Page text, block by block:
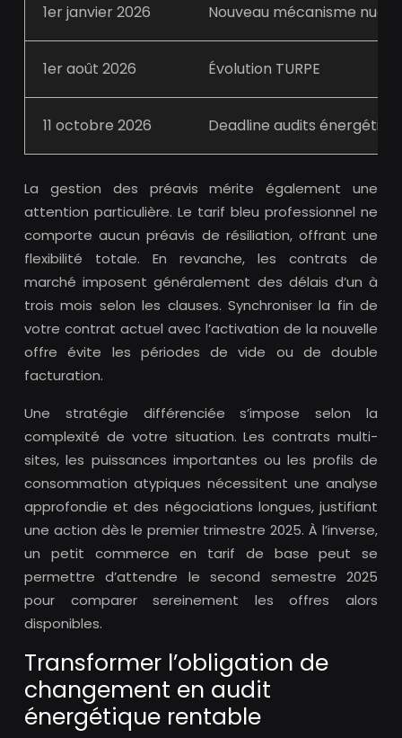
1er janvier 2026 Nouveau mécanisme
1er août 2026 Évolution TURPE
11 octobre 2026 Deadline audits
La gestion des préavis mérite également une
attention particulière. Le tarif bleu professionnel ne
comporte aucun préavis de résiliation, offrant une
flexibilité totale. En revanche, les contrats de
marché imposent généralement des délais d’un à
trois mois selon les clauses. Synchroniser la fin de
votre contrat actuel avec l’activation de la nouvelle
offre évite les périodes de vide ou de double
facturation.
Une stratégie différenciée s’impose selon la
complexité de votre situation. Les contrats multi-
sites, les puissances importantes ou les profils de
consommation atypiques nécessitent une analyse
approfondie et des négociations longues, justifiant
une action dès le premier trimestre 2025. À l’inverse,
un petit commerce en tarif de base peut se
permettre d’attendre le second semestre 2025
pour comparer sereinement les offres alors
disponibles.
Transformer l’obligation de
changement en audit
énergétique rentable